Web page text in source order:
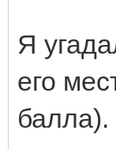
Я
его
балла).